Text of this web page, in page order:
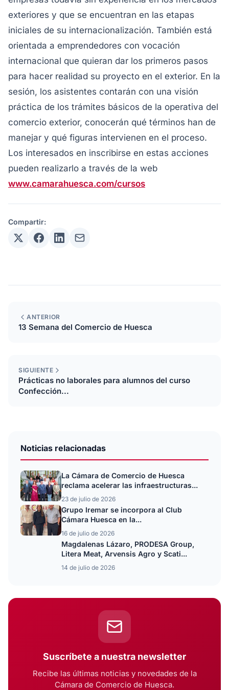
exteriores y que se encuentran en las etapas
iniciales de su internacionalización. También está
orientada a emprendedores con vocación
internacional que quieran dar los primeros pasos
para hacer realidad su proyecto en el exterior. En la
sesión, los asistentes contarán con una visión
práctica de los trámites básicos de la operativa del
comercio exterior, conocerán qué términos han de
manejar y qué figuras intervienen en el proceso.
Los interesados en inscribirse en estas acciones
pueden realizarlo a través de la web
www.camarahuesca.com/cursos
Compartir:
ANTERIOR
13 Semana del Comercio de Huesca
SIGUIENTE
Prácticas no laborales para alumnos del curso
Confección...
Noticias relacionadas
La Cámara de Comercio de Huesca
reclama acelerar las infraestructuras...
23 de julio de 2026
Grupo Iremar se incorpora al Club
Cámara Huesca en la...
16 de julio de 2026
Magdalenas Lázaro, PRODESA Group,
Litera Meat, Arvensis Agro y Scati...
14 de julio de 2026
Suscríbete a nuestra newsletter
Recibe las últimas noticias y novedades de la
Cámara de Comercio de Huesca.